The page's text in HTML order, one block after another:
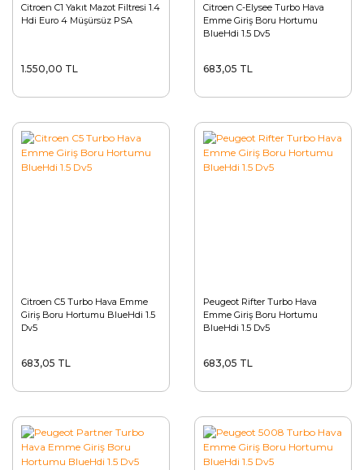
Citroen C1 Yakıt Mazot Filtresi 1.4
Hdi Euro 4 Müşürsüz PSA
1.550,00 TL
Citroen C-Elysee Turbo Hava
Emme Giriş Boru Hortumu
BlueHdi 1.5 Dv5
683,05 TL
Citroen C5 Turbo Hava Emme
Giriş Boru Hortumu BlueHdi 1.5
Dv5
683,05 TL
Peugeot Rifter Turbo Hava
Emme Giriş Boru Hortumu
BlueHdi 1.5 Dv5
683,05 TL